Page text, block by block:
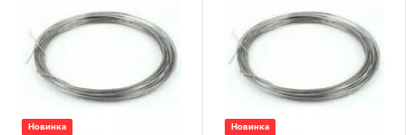
Новинка Новинка